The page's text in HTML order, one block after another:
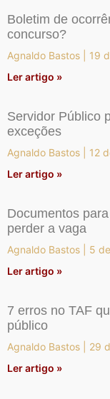
Boletim de
concurso?
Agnaldo Bastos
19
Ler artigo »
Servidor Público
exceções
Agnaldo Bastos
12
Ler artigo »
Documentos
perder a vaga
Agnaldo Bastos
5
Ler artigo »
7 erros no TAF
público
Agnaldo Bastos
29
Ler artigo »